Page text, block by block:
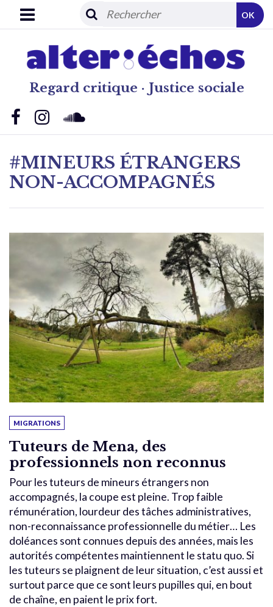
Regard critique · Justice sociale
OK
#MINEURS ÉTRANGERS
NON-ACCOMPAGNÉS
MIGRATIONS
Tuteurs de Mena, des
professionnels non reconnus
Pour les tuteurs de mineurs étrangers non
accompagnés, la coupe est pleine. Trop faible
rémunération, lourdeur des tâches administratives,
non-reconnaissance professionnelle du métier… Les
doléances sont connues depuis des années, mais les
autorités compétentes maintiennent le statu quo. Si
les tuteurs se plaignent de leur situation, c’est aussi et
surtout parce que ce sont leurs pupilles qui, en bout
de chaîne, en paient le prix fort.